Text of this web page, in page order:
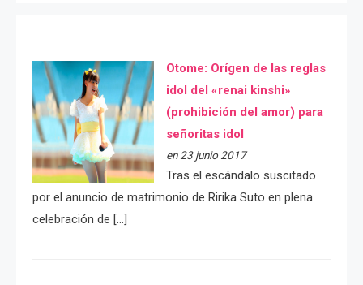
Otome: Orígen de las reglas
idol del «renai kinshi»
(prohibición del amor) para
señoritas idol
en 23 junio 2017
Tras el escándalo suscitado
por el anuncio de matrimonio de Ririka Suto en plena
celebración de […]